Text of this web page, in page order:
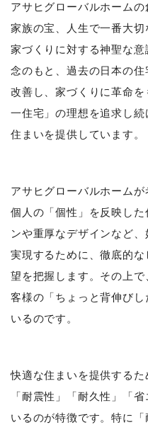
アサヒグローバルホーム
家族の宝、人生で一番大切
家づくりに対する神聖な
念のもと、過去の日本の
改善し、家づくりに革命
一住宅」の理想を追求し
住まいを提供しています。
アサヒグローバルホームが
個人の「個性」を反映し
ンや重厚なデザインなど
実現するために、徹底的
望を把握します。その上
客様の「ちょっと背伸び
いるのです。
快適な住まいを提供するた
「耐震性」「耐久性」「
いるのが特徴です。特に